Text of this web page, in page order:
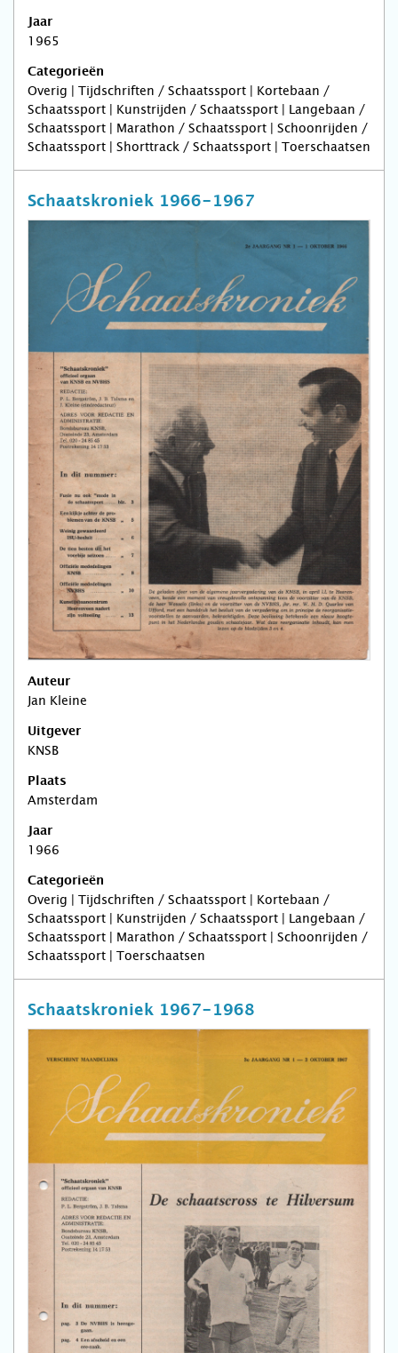
Jaar
1965
Categorieën
Overig | Tijdschriften / Schaatssport | Kortebaan /
Schaatssport | Kunstrijden / Schaatssport | Langebaan /
Schaatssport | Marathon / Schaatssport | Schoonrijden /
Schaatssport | Shorttrack / Schaatssport | Toerschaatsen
Schaatskroniek 1966-1967
Auteur
Jan Kleine
Uitgever
KNSB
Plaats
Amsterdam
Jaar
1966
Categorieën
Overig | Tijdschriften / Schaatssport | Kortebaan /
Schaatssport | Kunstrijden / Schaatssport | Langebaan /
Schaatssport | Marathon / Schaatssport | Schoonrijden /
Schaatssport | Toerschaatsen
Schaatskroniek 1967-1968